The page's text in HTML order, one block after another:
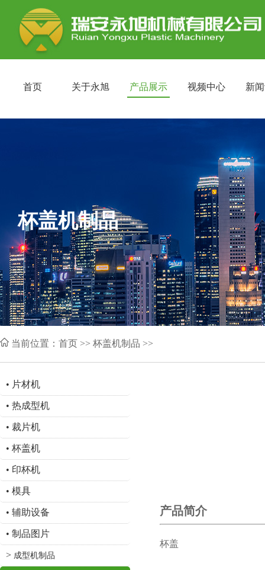
首页 关于永旭 产品展示 视频中心 新
杯盖机制品
当前位置： 首页 >> 杯盖机制品 >>
• 片材机
• 热成型机
• 裁片机
• 杯盖机
• 印杯机
• 模具
• 辅助设备
• 制品图片
> 成型机制品
产品简介
杯盖